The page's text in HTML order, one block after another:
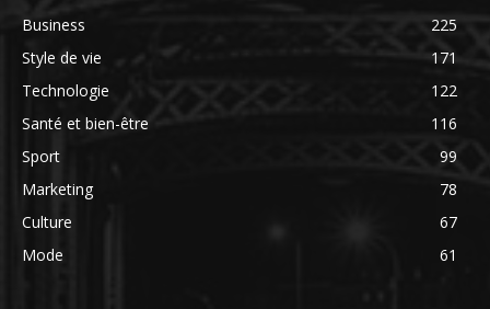
Business
225
Style de vie
171
Technologie
122
Santé et bien-être
116
Sport
99
Marketing
78
Culture
67
Mode
61